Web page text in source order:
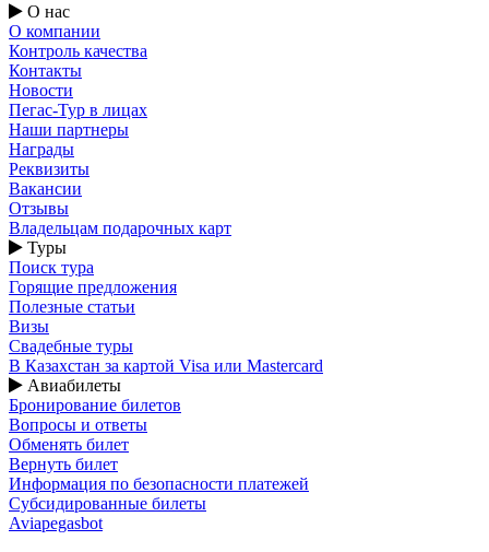
О нас
О компании
Контроль качества
Контакты
Новости
Пегас-Тур в лицах
Наши партнеры
Награды
Реквизиты
Вакансии
Отзывы
Владельцам подарочных карт
Туры
Поиск тура
Горящие предложения
Полезные статьи
Визы
Свадебные туры
В Казахстан за картой Visa или Masterсard
Авиабилеты
Бронирование билетов
Вопросы и ответы
Обменять билет
Вернуть билет
Информация по безопасности платежей
Субсидированные билеты
Aviapegasbot